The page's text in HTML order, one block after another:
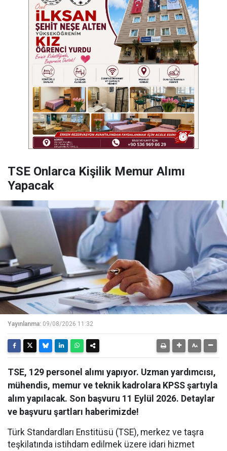
TSE Onlarca Kişilik Memur Alımı
Yapacak
Yayınlanma: 09/08/2026 11:32
TSE, 129 personel alımı yapıyor. Uzman yardımcısı,
mühendis, memur ve teknik kadrolara KPSS şartıyla
alım yapılacak. Son başvuru 11 Eylül 2026. Detaylar
ve başvuru şartları haberimizde!
Türk Standardları Enstitüsü (TSE), merkez ve taşra
teşkilatında istihdam edilmek üzere idari hizmet